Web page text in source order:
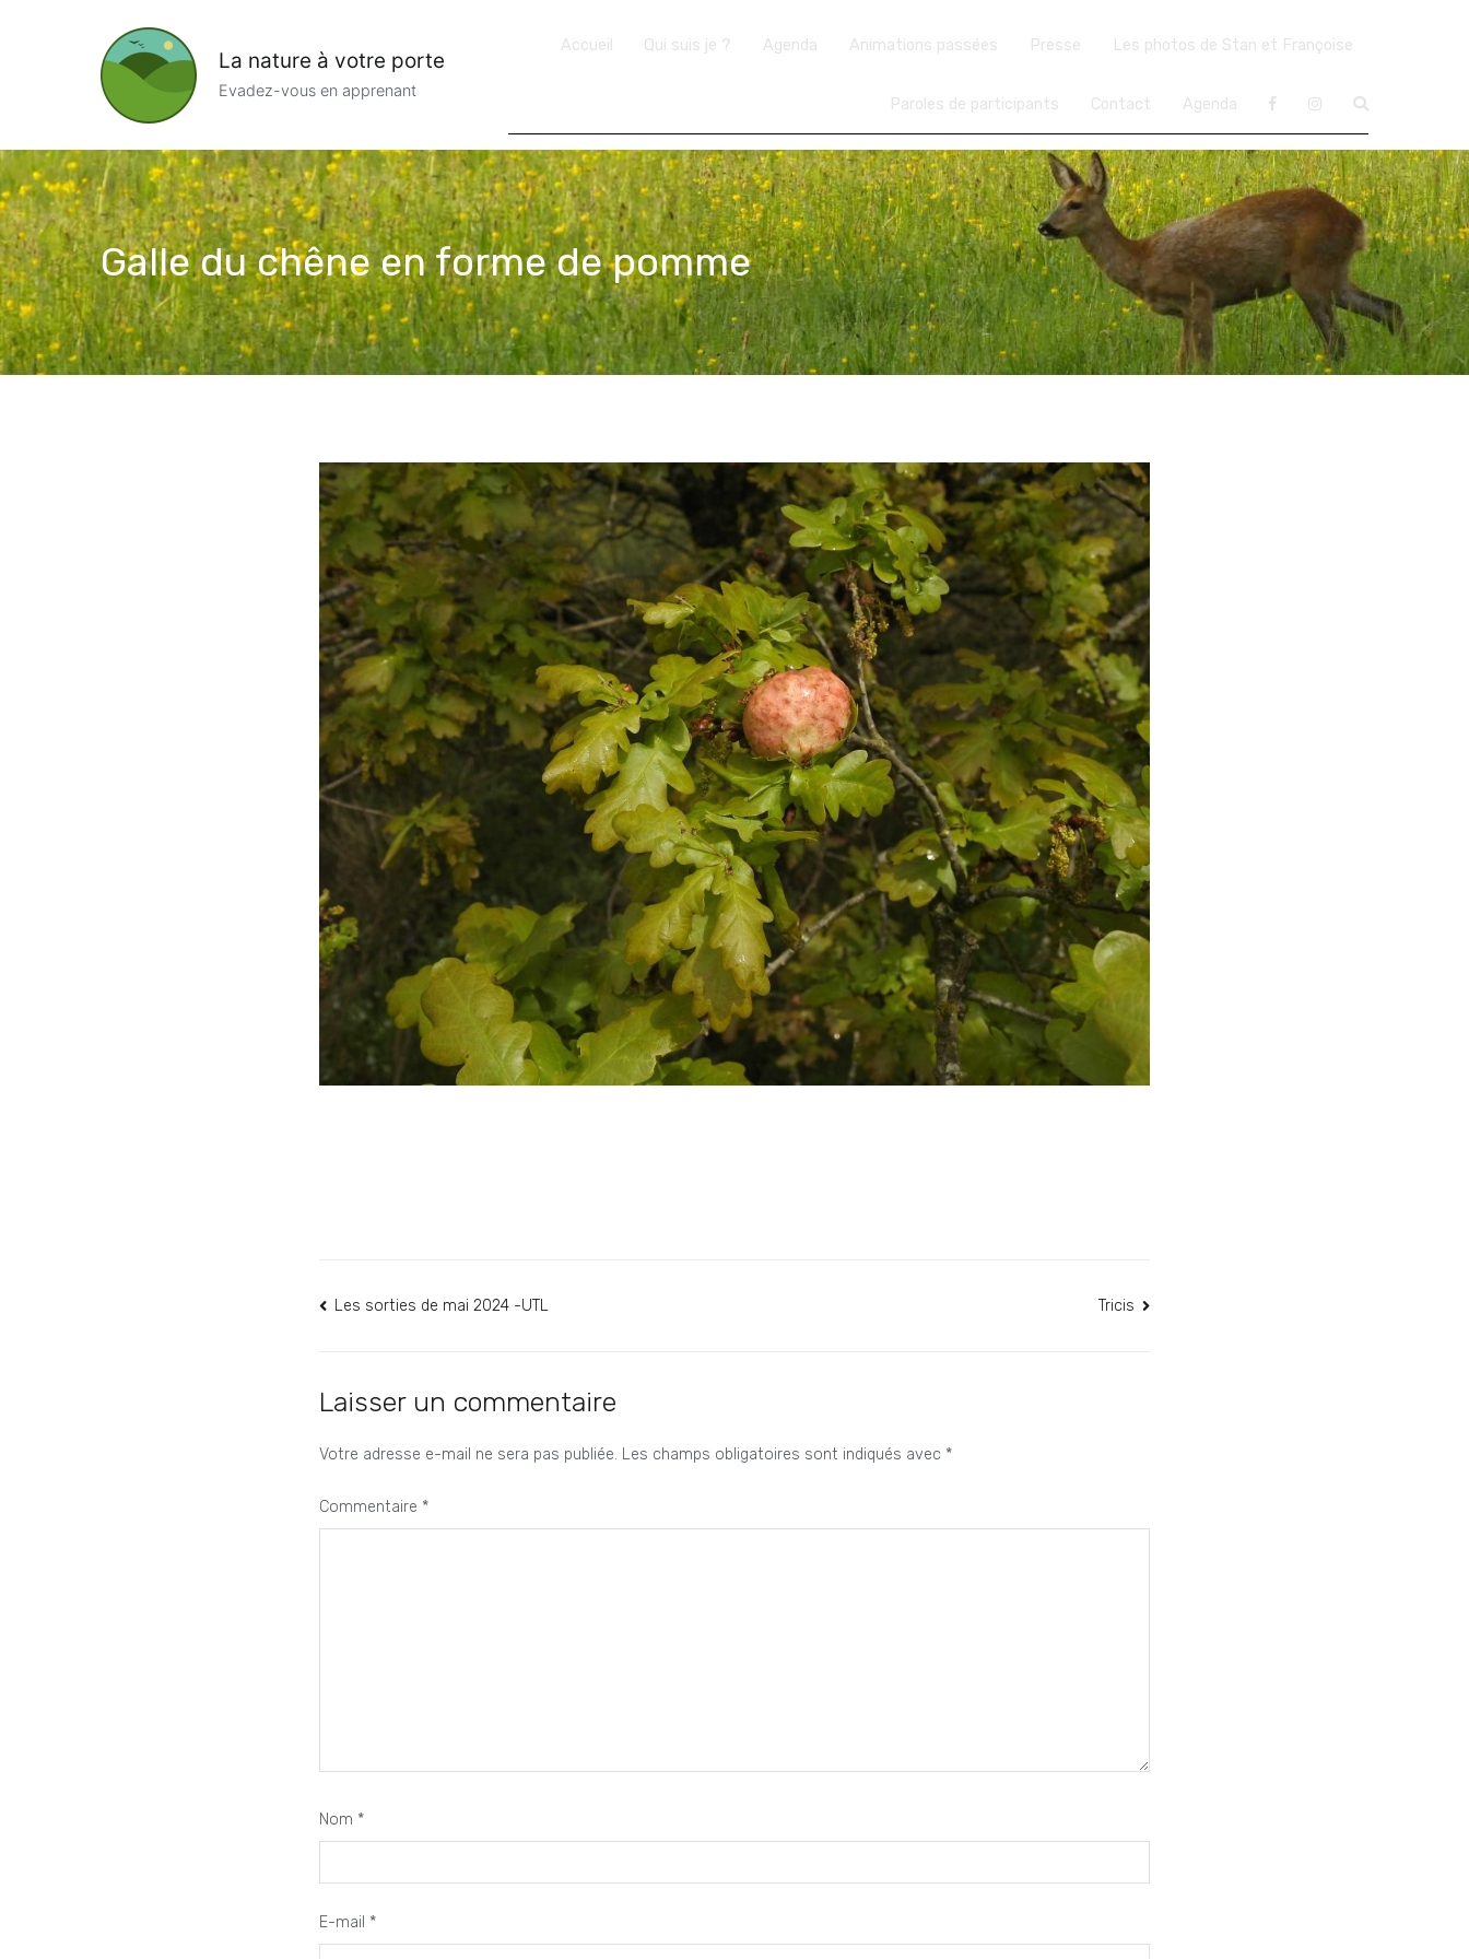
La nature à votre porte
Evadez-vous en apprenant
Accueil Qui suis je ? Agenda Animations passées Presse Les photos de Stan et Françoise
Paroles de participants Contact Agenda
Galle du chêne en forme de pomme
Navigation
l’article
Les sorties de mai 2024 -UTL Tricis
Laisser un commentaire
Votre adresse e-mail ne sera pas publiée. Les champs obligatoires sont indiqués avec *
Commentaire *
Nom *
E-mail *